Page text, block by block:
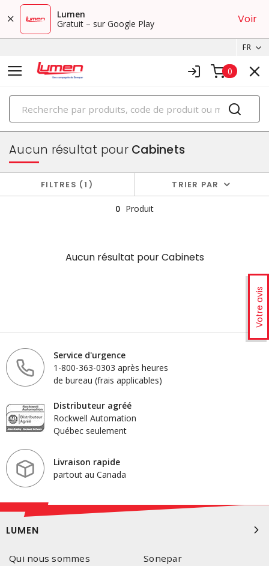
Lumen
Gratuit – sur Google Play
Voir
FR
0
PRODUITS
boîtiers et cabinets
Votre avis
Aucun résultat pourCabinets
FILTRES 1 TRIER PAR
0 Produit
Aucun résultat pourCabinets
Service d'urgence
1-800-363-0303 après heures
de bureau (frais applicables)
Distributeur agréé
Rockwell Automation
Québec seulement
Livraison rapide
partout au Canada
LUMEN
Qui nous sommes
Sonepar